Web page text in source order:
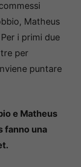
Matheus
i primi due
per
puntare
e Matheus
fanno una